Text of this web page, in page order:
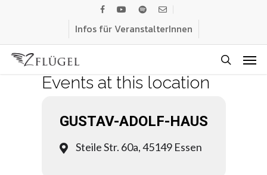
content
facebook
youtubespotifyemail
Infos für VeranstalterInnen
Events at this location
GUSTAV-ADOLF-HAUS
Steile Str. 60a, 45149 Essen